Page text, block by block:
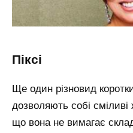
піксі
Ще один різновид
дозволяють собі сміливі
що вона не вимагає